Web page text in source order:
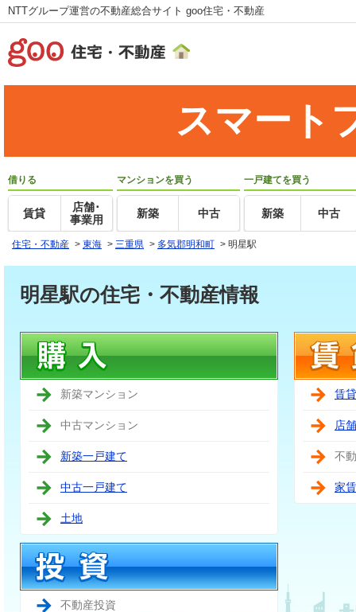
NTTグループ運営の不動産総合サイト goo住宅・不動産
スマート
借りる
賃貸
店舗･
事業用
マンションを買う
新築 中古
一戸建てを買う
新築 中古
住宅・不動産 > 東海 > 三重県 > 多気郡明和町 > 明星駅
明星駅の住宅・不動産情報
新築マンション
中古マンション
新築一戸建て
中古一戸建て
土地
不動産投資
賃
店
不
家